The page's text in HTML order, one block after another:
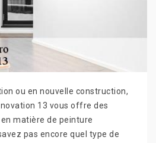
ou en nouvelle construction,
13 vous offre des
matière de peinture
pas encore quel type de